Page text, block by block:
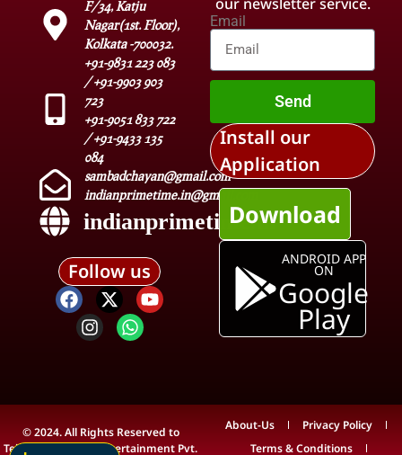
F/34, Katju
Nagar(1st. Floor),
Kolkata -700032.
+91-9831 223 083
/ +91-9903 903
723
+91-9051 833 722
/ +91-9433 135
084
sambadchayan@gmail.com
indianprimetime.in@gmail.com
indianprimetime.in
Follow us
Email
Send
Install our
Application
Download
ANDROID APP
ON
Google
Play
© 2024. All Rights Reserved to
Teleview Media & Entertainment Pvt.
About-Us
Privacy Policy
Terms & Conditions